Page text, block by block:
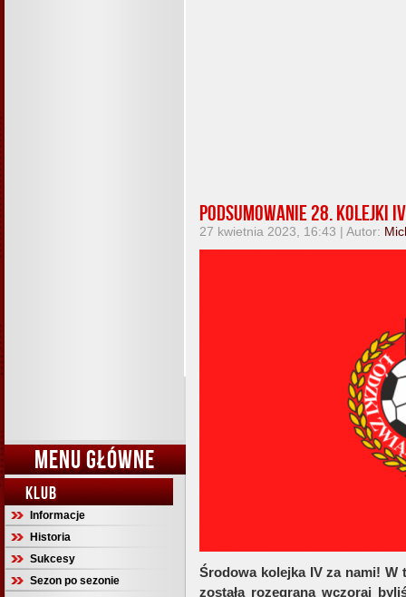
MENU GŁÓWNE
KLUB
Informacje
Historia
Sukcesy
Sezon po sezonie
Podsumowanie 28. kolejki
27 kwietnia 2023, 16:43 | Autor:
Środowa kolejka IV za nami! W
została rozegrana wczoraj